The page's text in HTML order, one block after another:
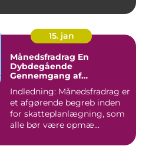
15. jan
Månedsfradrag En
Dybdegående
Gennemgang af
Indledning: Månedsfradrag er
et afgørende begreb inden
for skatteplanlægning, som
alle bør være opmæ...